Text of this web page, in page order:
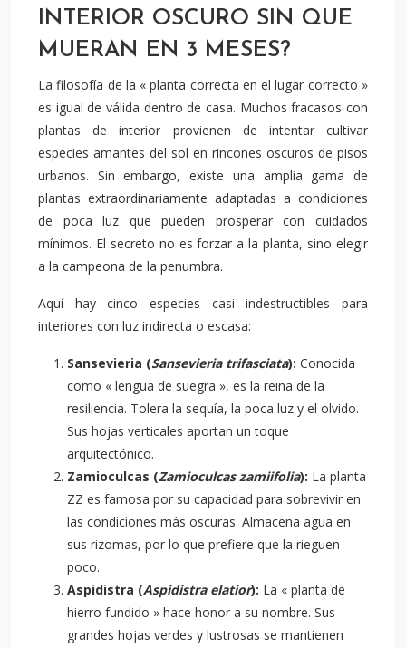
INTERIOR OSCURO SIN QUE
MUERAN EN 3 MESES?
La filosofía de la « planta correcta en el lugar correcto »
es igual de válida dentro de casa. Muchos fracasos con
plantas de interior provienen de intentar cultivar
especies amantes del sol en rincones oscuros de pisos
urbanos. Sin embargo, existe una amplia gama de
plantas extraordinariamente adaptadas a condiciones
de poca luz que pueden prosperar con cuidados
mínimos. El secreto no es forzar a la planta, sino elegir
a la campeona de la penumbra.
Aquí hay cinco especies casi indestructibles para
interiores con luz indirecta o escasa:
Sansevieria (Sansevieria trifasciata): Conocida
como « lengua de suegra », es la reina de la
resiliencia. Tolera la sequía, la poca luz y el olvido.
Sus hojas verticales aportan un toque
arquitectónico.
Zamioculcas (Zamioculcas zamiifolia): La planta
ZZ es famosa por su capacidad para sobrevivir en
las condiciones más oscuras. Almacena agua en
sus rizomas, por lo que prefiere que la rieguen
poco.
Aspidistra (Aspidistra elatior): La « planta de
hierro fundido » hace honor a su nombre. Sus
grandes hojas verdes y lustrosas se mantienen